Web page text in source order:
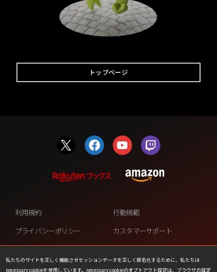
トップページ
私たちのサイトを正しく機能させセッションデータを正しく匿名化するために、私たちは
necessary cookieを使用しています。necessary cookieのオプトアウト設定は、ブラウザの設定
利用規約
行動規範
プライバシーポリシー
カスタマーサポート
ファンコンテンツ・ポリシー
個人情報の販売や共有を許可し
ない